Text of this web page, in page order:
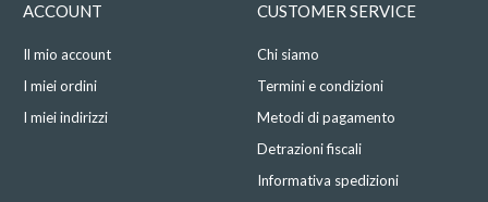
ACCOUNT
Il mio account
I miei ordini
I miei indirizzi
CUSTOMER SERVICE
Chi siamo
Termini e condizioni
Metodi di pagamento
Detrazioni fiscali
Informativa spedizioni